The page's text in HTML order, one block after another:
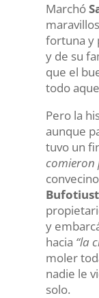
Marchó
fortuna y
y de su
que el
todo
Pero la
aunque
tuvo un
comieron
y
hacia “la
moler
nadie le
solo.